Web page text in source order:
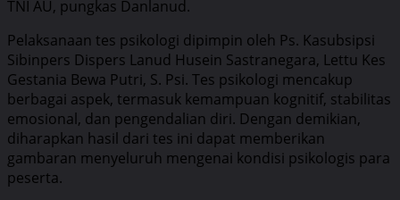
TNI AU, pungkas Danlanud.
Pelaksanaan tes psikologi dipimpin oleh Ps. Kasubsipsi
Sibinpers Dispers Lanud Husein Sastranegara, Lettu Kes
Gestania Bewa Putri, S. Psi. Tes psikologi mencakup
berbagai aspek, termasuk kemampuan kognitif, stabilitas
emosional, dan pengendalian diri. Dengan demikian,
diharapkan hasil dari tes ini dapat memberikan
gambaran menyeluruh mengenai kondisi psikologis para
peserta.